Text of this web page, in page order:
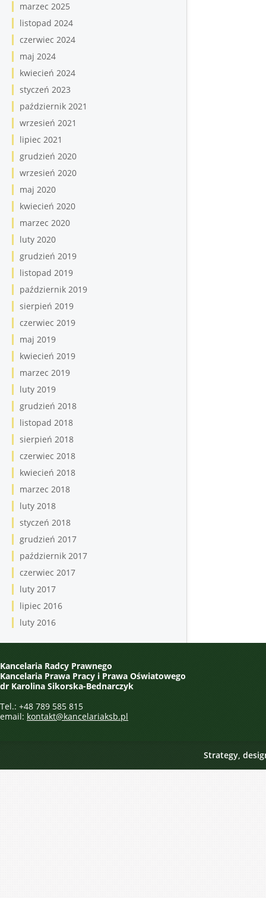
marzec 2025
listopad 2024
czerwiec 2024
maj 2024
kwiecień 2024
styczeń 2023
październik 2021
wrzesień 2021
lipiec 2021
grudzień 2020
wrzesień 2020
maj 2020
kwiecień 2020
marzec 2020
luty 2020
grudzień 2019
listopad 2019
październik 2019
sierpień 2019
czerwiec 2019
maj 2019
kwiecień 2019
marzec 2019
luty 2019
grudzień 2018
listopad 2018
sierpień 2018
czerwiec 2018
kwiecień 2018
marzec 2018
luty 2018
styczeń 2018
grudzień 2017
październik 2017
czerwiec 2017
luty 2017
lipiec 2016
luty 2016
Kancelaria Radcy Prawnego
Kancelaria Prawa Pracy i Prawa Oświatowego
dr Karolina Sikorska-Bednarczyk
Tel.: +48 789 585 815
email: kontakt@kancelariaksb.pl
Strategy,